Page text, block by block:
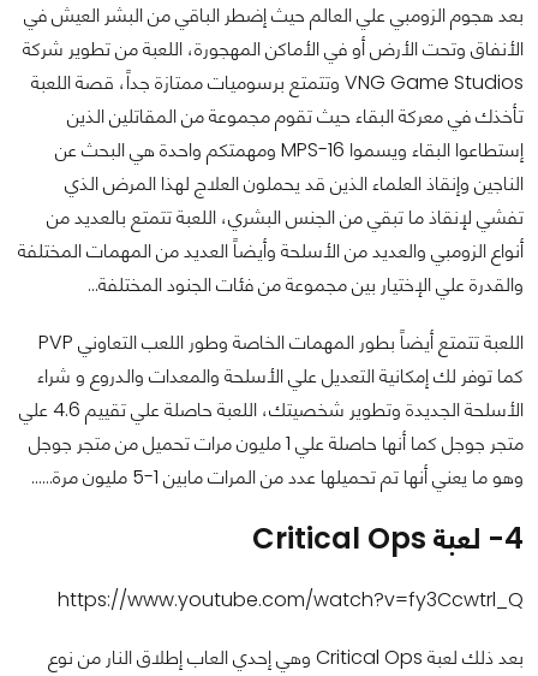
بعد هجوم الزومبي علي العالم حيث إضطر الباقي من البشر العيش في
الأنفاق وتحت الأرض أو في الأماكن المهجورة، اللعبة من تطوير شركة
VNG Game Studios وتتمتع برسوميات ممتازة جداً، قصة اللعبة
تأخذك في معركة البقاء حيث تقوم مجموعة من المقاتلين الذين
إستطاعوا البقاء ويسموا MPS-16 ومهمتكم واحدة هي البحث عن
الناجين وإنقاذ العلماء الذين قد يحملون العلاج لهذا المرض الذي
تفشي لإنقاذ ما تبقي من الجنس البشري، اللعبة تتمتع بالعديد من
أنواع الزومبي والعديد من الأسلحة وأيضاً العديد من المهمات المختلفة
والقدرة علي الإختيار بين مجموعة من فئات الجنود المختلفة...
اللعبة تتمتع أيضاً بطور المهمات الخاصة وطور اللعب التعاوني PVP
كما توفر لك إمكانية التعديل علي الأسلحة والمعدات والدروع و شراء
الأسلحة الجديدة وتطوير شخصيتك، اللعبة حاصلة علي تقييم 4.6 علي
متجر جوجل كما أنها حاصلة علي 1 مليون مرات تحميل من متجر جوجل
وهو ما يعني أنها تم تحميلها عدد من المرات مابين 1-5 مليون مرة……
4- لعبة Critical Ops
https://www.youtube.com/watch?v=fy3Ccwtrl_Q
بعد ذلك لعبة Critical Ops وهي إحدي العاب إطلاق النار من نوع